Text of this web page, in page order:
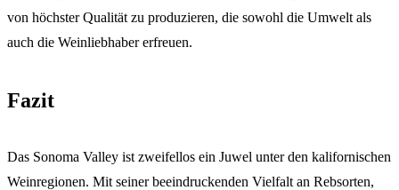
von höchster Qualität zu produzieren, die sowohl die Umwelt als
auch die Weinliebhaber erfreuen.
Fazit
Das Sonoma Valley ist zweifellos ein Juwel unter den kalifornischen
Weinregionen. Mit seiner beeindruckenden Vielfalt an Rebsorten,